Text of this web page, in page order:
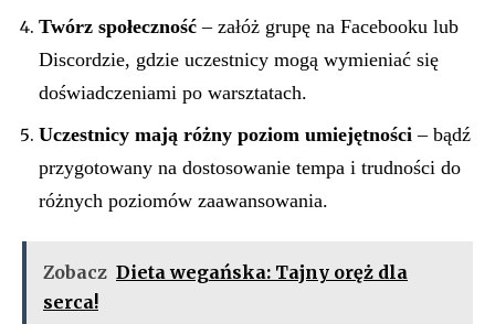
Twórz społeczność – załóż grupę na Facebooku lub
Discordzie, gdzie uczestnicy mogą wymieniać się
doświadczeniami po warsztatach.
Uczestnicy mają różny poziom umiejętności – bądź
przygotowany na dostosowanie tempa i trudności do
różnych poziomów zaawansowania.
Zobacz Dieta wegańska: Tajny oręż dla
serca!